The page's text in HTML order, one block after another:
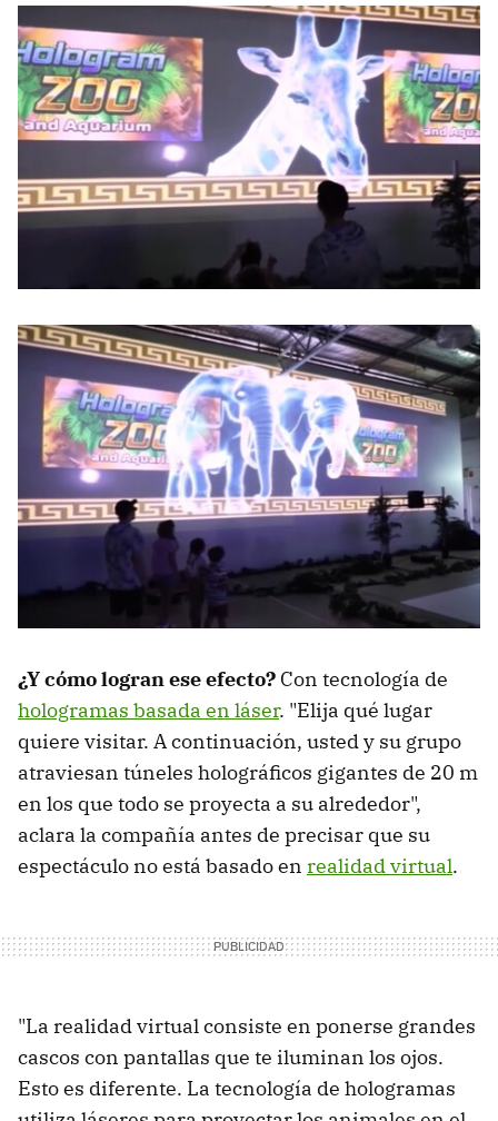
¿Y cómo logran ese efecto? Con tecnología de
hologramas basada en láser. "Elija qué lugar
quiere visitar. A continuación, usted y su grupo
atraviesan túneles holográficos gigantes de 20 m
en los que todo se proyecta a su alrededor",
aclara la compañía antes de precisar que su
espectáculo no está basado en realidad virtual.
"La realidad virtual consiste en ponerse grandes
cascos con pantallas que te iluminan los ojos.
Esto es diferente. La tecnología de hologramas